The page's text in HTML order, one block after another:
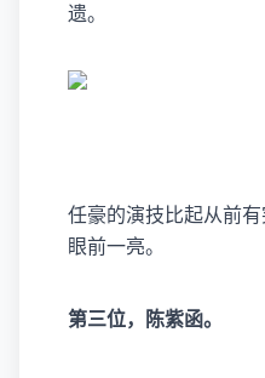
遗。
任豪的演技比起从前
眼前一亮。
第三位，陈紫函。